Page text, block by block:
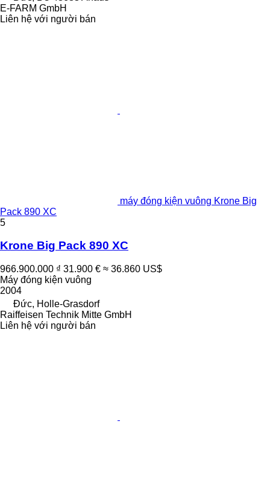
E-FARM GmbH
Liên hệ với người bán
máy đóng kiện vuông Krone Big
Pack 890 XC
5
Krone Big Pack 890 XC
966.900.000 ₫ 31.900 € ≈ 36.860 US$
Máy đóng kiện vuông
2004
Đức, Holle-Grasdorf
Raiffeisen Technik Mitte GmbH
Liên hệ với người bán